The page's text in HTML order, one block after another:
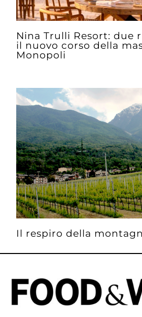
Nina Trulli Resort: due
il nuovo corso della
Monopoli
Il respiro della